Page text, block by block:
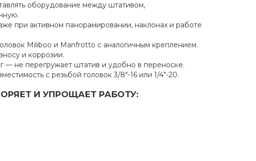
оборудование между штативом,
при активном панорамировании, наклонах и работе
Miliboo и Manfrotto с аналогичным креплением.
и коррозии.
— не перегружает штатив и удобно в переноске.
с резьбой головок 3/8"-16 или 1/4"-20.
И УПРОЩАЕТ РАБОТУ: